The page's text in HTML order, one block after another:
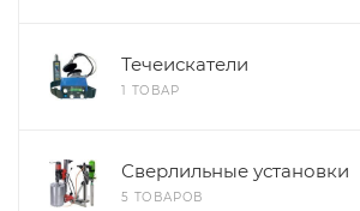
Течеискатели
1 ТОВАР
Сверлильные установки
5 ТОВАРОВ